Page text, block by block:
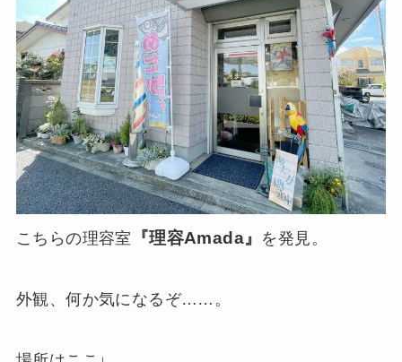
こちらの理容室 『理容Amada』 を発見。
外観、何か気になるぞ……。